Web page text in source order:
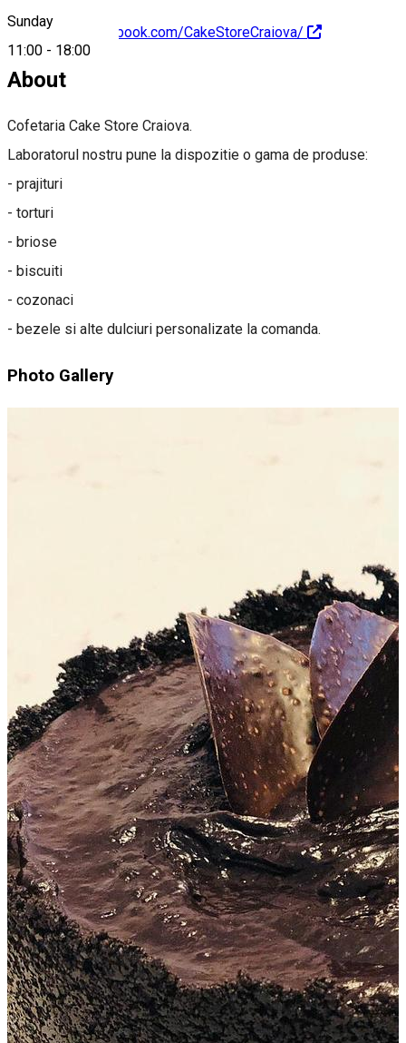
Sunday
11:00 - 18:00
https://www.facebook.com/CakeStoreCraiova/
About
Cofetaria Cake Store Craiova.
Laboratorul nostru pune la dispozitie o gama de produse:
- prajituri
- torturi
- briose
- biscuiti
- cozonaci
- bezele si alte dulciuri personalizate la comanda.
Photo Gallery